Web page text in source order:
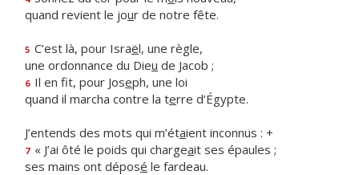
quand revient le jour de notre fête.
5 C’est là, pour Israël, une règle,
une ordonnance du Dieu de Jacob ;
6 Il en fit, pour Joseph, une loi
quand il marcha contre la terre d’Égypte.
J’entends des mots qui m’étaient inconnus : +
7 « J’ai ôté le poids qui chargeait ses épaules ;
ses mains ont déposé le fardeau.